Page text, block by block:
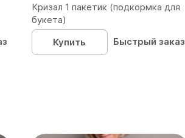
Кризал 1 пакетик (подкормка для
букета)
Купить
Быстрый заказ